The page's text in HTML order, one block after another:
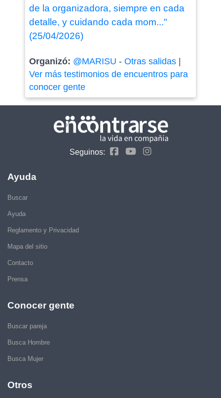
de la organizadora, siempre en cada
detalle, y cuidando cada mom..."
(25/04/2026)
Organizó: @MARISU - Otras salidas|
Ver más testimonios de encuentros para
conocer gente
Seguinos:
Ayuda
Buscar
Ayuda
Reglamento y Privacidad
Mapa del sitio
Contacto
Prensa
Conocer gente
Buscar pareja
Busca Hombre
Busca Mujer
Otros